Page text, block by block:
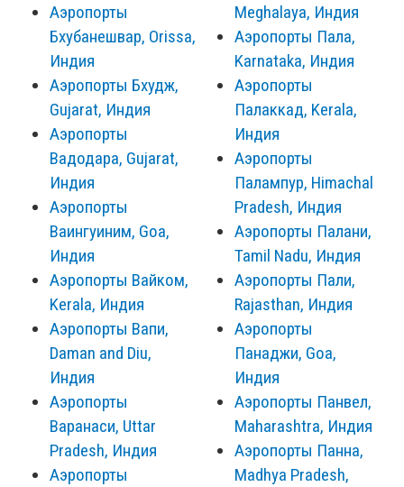
Аэропорты
Бхубанешвар, Orissa,
Индия
Аэропорты Бхудж,
Gujarat, Индия
Аэропорты
Вадодара, Gujarat,
Индия
Аэропорты
Ваингуиним, Goa,
Индия
Аэропорты Вайком,
Kerala, Индия
Аэропорты Вапи,
Daman and Diu,
Индия
Аэропорты
Варанаси, Uttar
Pradesh, Индия
Аэропорты
Meghalaya, Индия
Аэропорты Пала,
Karnataka, Индия
Аэропорты
Палаккад, Kerala,
Индия
Аэропорты
Палампур, Himachal
Pradesh, Индия
Аэропорты Палани,
Tamil Nadu, Индия
Аэропорты Пали,
Rajasthan, Индия
Аэропорты
Панаджи, Goa,
Индия
Аэропорты Панвел,
Maharashtra, Индия
Аэропорты Панна,
Madhya Pradesh,